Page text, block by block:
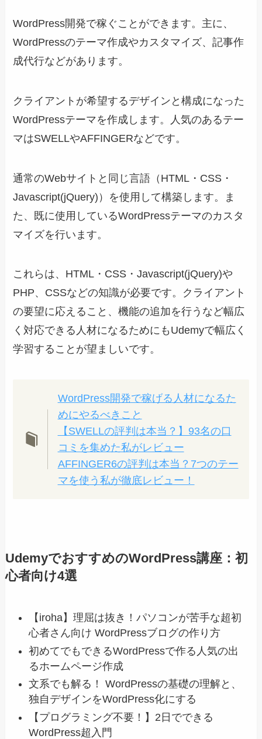
WordPress開発で稼ぐことができます。主に、
WordPressのテーマ作成やカスタマイズ、記事作
成代行などがあります。
クライアントが希望するデザインと構成になった
WordPressテーマを作成します。人気のあるテー
マはSWELLやAFFINGERなどです。
通常のWebサイトと同じ言語（HTML・CSS・
Javascript(jQuery)）を使用して構築します。ま
た、既に使用しているWordPressテーマのカスタ
マイズを行います。
これらは、HTML・CSS・Javascript(jQuery)や
PHP、CSSなどの知識が必要です。クライアント
の要望に応えること、機能の追加を行うなど幅広
く対応できる人材になるためにもUdemyで幅広く
学習することが望ましいです。
WordPress開発で稼げる人材になるた
めにやるべきこと
【SWELLの評判は本当？】93名の口
コミを集めた私がレビュー
AFFINGER6の評判は本当？7つのテー
マを使う私が徹底レビュー！
UdemyでおすすめのWordPress講座：初
心者向け4選
【iroha】理屈は抜き！パソコンが苦手な超初
心者さん向け WordPressブログの作り方
初めてでもできるWordPressで作る人気の出
るホームページ作成
文系でも解る！ WordPressの基礎の理解と、
独自デザインをWordPress化にする
【プログラミング不要！】2日でできる
WordPress超入門